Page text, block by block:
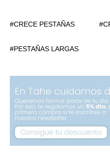
CRECE PESTAÑAS
PESTAÑAS LARGAS